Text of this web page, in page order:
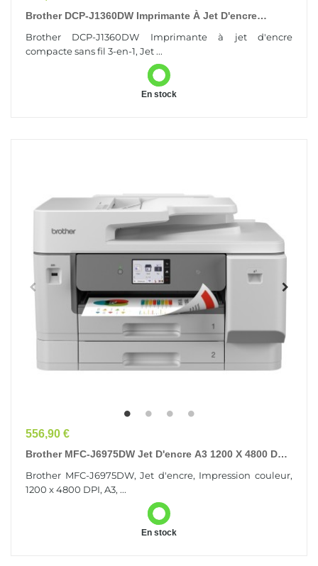
Brother DCP-J1360DW Imprimante À Jet D'encre
Brother DCP-J1360DW Imprimante à jet d'encre
compacte sans fil 3-en-1, Jet ...
En stock
Prix
556,90 €
Brother MFC-J6975DW Jet D'encre A3 1200 X 4800 DPI
Brother MFC-J6975DW, Jet d'encre, Impression couleur,
1200 x 4800 DPI, A3, ...
En stock